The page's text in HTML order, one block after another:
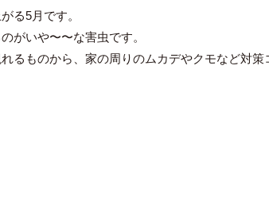
る5月です。
がいや〜〜な害虫です。
るものから、家の周りのムカデやクモなど対